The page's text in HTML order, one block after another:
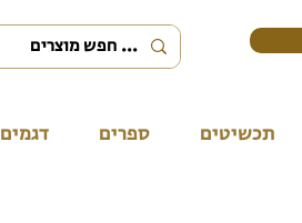
תכשיטים ספרים דגמים